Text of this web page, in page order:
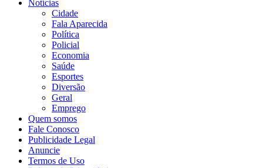
Notícias
Cidade
Fala Aparecida
Política
Policial
Economia
Saúde
Esportes
Diversão
Geral
Emprego
Quem somos
Fale Conosco
Publicidade Legal
Anuncie
Termos de Uso